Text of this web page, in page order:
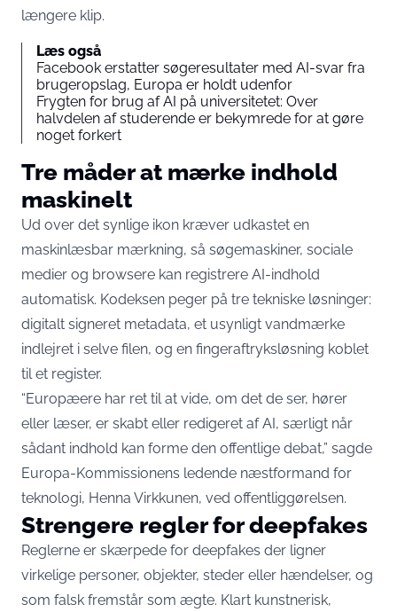
længere klip.
Læs også
Facebook erstatter søgeresultater med AI-svar fra
brugeropslag, Europa er holdt udenfor
Frygten for brug af AI på universitetet: Over
halvdelen af studerende er bekymrede for at gøre
noget forkert
Tre måder at mærke indhold
maskinelt
Ud over det synlige ikon kræver udkastet en
maskinlæsbar mærkning, så søgemaskiner, sociale
medier og browsere kan registrere AI-indhold
automatisk. Kodeksen peger på tre tekniske løsninger:
digitalt signeret metadata, et usynligt vandmærke
indlejret i selve filen, og en fingeraftryksløsning koblet
til et register.
“Europæere har ret til at vide, om det de ser, hører
eller læser, er skabt eller redigeret af AI, særligt når
sådant indhold kan forme den offentlige debat,” sagde
Europa-Kommissionens ledende næstformand for
teknologi, Henna Virkkunen, ved offentliggørelsen.
Strengere regler for deepfakes
Reglerne er skærpede for deepfakes der ligner
virkelige personer, objekter, steder eller hændelser, og
som falsk fremstår som ægte. Klart kunstnerisk,